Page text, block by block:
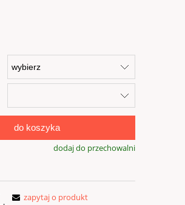
do koszyka
dodaj do przechowalni
zapytaj o produkt